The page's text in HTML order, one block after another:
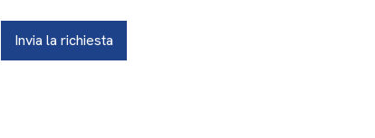
Invia la richiesta